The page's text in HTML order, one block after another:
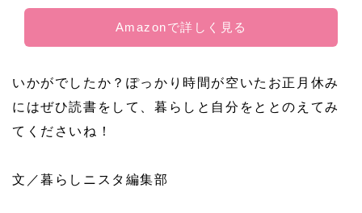
Amazonで詳しく見る
いかがでしたか？ぽっかり時間が空いたお正月休み
にはぜひ読書をして、暮らしと自分をととのえてみ
てくださいね！
文／暮らしニスタ編集部